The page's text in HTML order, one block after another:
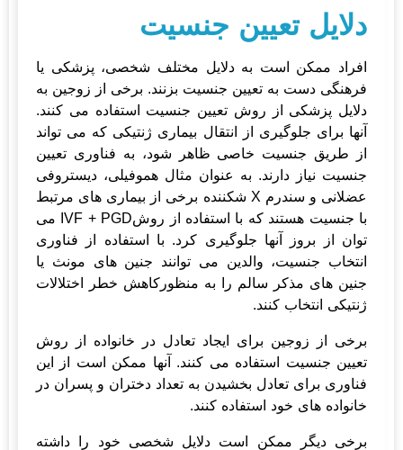
دلایل تعیین جنسیت
افراد ممکن است به دلایل مختلف شخصی، پزشکی یا
فرهنگی دست به تعیین جنسیت بزنند. برخی از زوجین به
دلایل پزشکی از روش تعیین جنسیت استفاده می کنند.
آنها برای جلوگیری از انتقال بیماری ژنتیکی که می تواند
از طریق جنسیت خاصی ظاهر شود، به فناوری تعیین
جنسیت نیاز دارند. به عنوان مثال هموفیلی، دیستروفی
عضلانی و سندرم X شکننده برخی از بیماری های مرتبط
با جنسیت هستند که با استفاده از روشIVF + PGD می
توان از بروز آنها جلوگیری کرد. با استفاده از فناوری
انتخاب جنسیت، والدین می توانند جنین های مونث یا
جنین های مذکر سالم را به منظورکاهش خطر اختلالات
ژنتیکی انتخاب کنند.
برخی از زوجین برای ایجاد تعادل در خانواده از روش
تعیین جنسیت استفاده می کنند. آنها ممکن است از این
فناوری برای تعادل بخشیدن به تعداد دختران و پسران در
خانواده های خود استفاده کنند.
برخی دیگر ممکن است دلایل شخصی خود را داشته